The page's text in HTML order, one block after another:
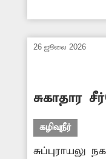
அந்த
உள்ளது.
ஏற்பட்டு
கழிவுநீர்
26 ஜூலை 2026
சுகாதார
கழிவுநீர்
சுப்புராயலு